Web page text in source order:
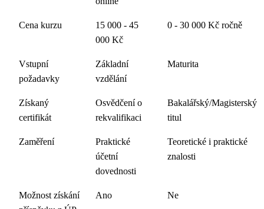
Cena kurzu
15 000 - 45
000 Kč
0 - 30 000 Kč ročně
Vstupní
požadavky
Základní
vzdělání
Maturita
Získaný
certifikát
Osvědčení o
rekvalifikaci
Bakalářský/Magisterský
titul
Zaměření
Praktické
účetní
dovednosti
Teoretické i praktické
znalosti
Možnost získání
Ano Ne